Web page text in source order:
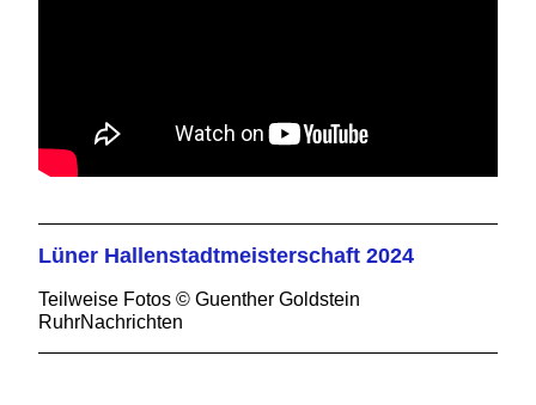
Lüner Hallenstadtmeisterschaft 2024
Teilweise Fotos © Guenther Goldstein
RuhrNachrichten